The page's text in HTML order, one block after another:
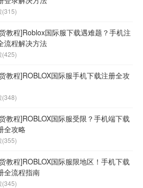
(315)
教程]Roblox国际服下载遇难题？手机注
流程解决方法
(425)
教程]ROBLOX国际服手机下载注册全攻
(348)
教程]ROBLOX国际服受限？手机端下载
全攻略
(355)
教程]ROBLOX国际服限地区！手机下载
全流程指南
(345)